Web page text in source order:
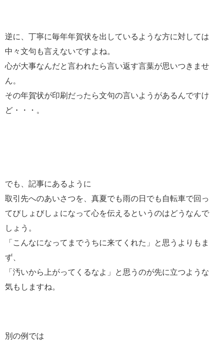
逆に、丁寧に毎年年賀状を出しているような方に対しては
中々文句も言えないですよね。
心が大事なんだと言われたら言い返す言葉が思いつきませ
ん。
その年賀状が印刷だったら文句の言いようがあるんですけ
ど・・・。
でも、記事にあるように
取引先へのあいさつを、真夏でも雨の日でも自転車で回っ
てびしょびしょになって心を伝えるというのはどうなんで
しょう。
「こんなになってまでうちに来てくれた」と思うよりもま
ず、
「汚いから上がってくるなよ」と思うのが先に立つような
気もしますね。
別の例では